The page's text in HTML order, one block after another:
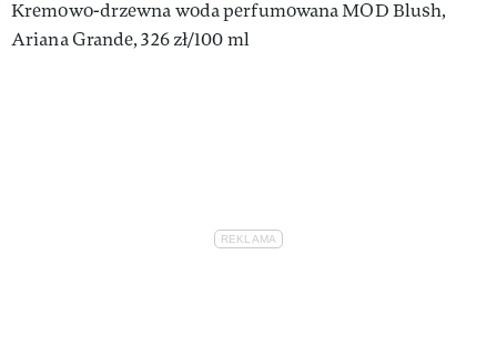
Kremowo-drzewna woda perfumowana MOD Blush,
Ariana Grande, 326 zł/100 ml